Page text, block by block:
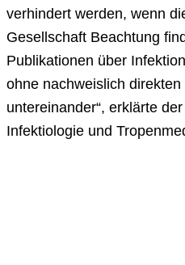
verhindert werden, wenn
Gesellschaft Beachtung
Publikationen über
ohne nachweislich
untereinander“, erklärte
Infektiologie und